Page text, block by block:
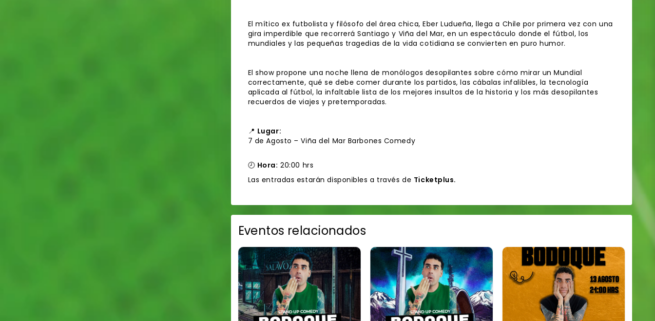
El mítico ex futbolista y filósofo del área chica, Eber Ludueña, llega a Chile por primera vez con una
gira imperdible que recorrerá Santiago y Viña del Mar, en un espectáculo donde el fútbol, los
mundiales y las pequeñas tragedias de la vida cotidiana se convierten en puro humor.
El show propone una noche llena de monólogos desopilantes sobre cómo mirar un Mundial
correctamente, qué se debe comer durante los partidos, las cábalas infalibles, la tecnología
aplicada al fútbol, la infaltable lista de los mejores insultos de la historia y los más desopilantes
recuerdos de viajes y pretemporadas.
📍 Lugar:
7 de Agosto – Viña del Mar Barbones Comedy
🕗 Hora: 20:00 hrs
Las entradas estarán disponibles a través de Ticketplus.
Eventos relacionados